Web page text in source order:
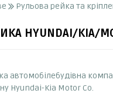
Рульова рейка та
HYUNDAI/KIA/
автомобілебудівна
Hyundai-Kia Motor Co.